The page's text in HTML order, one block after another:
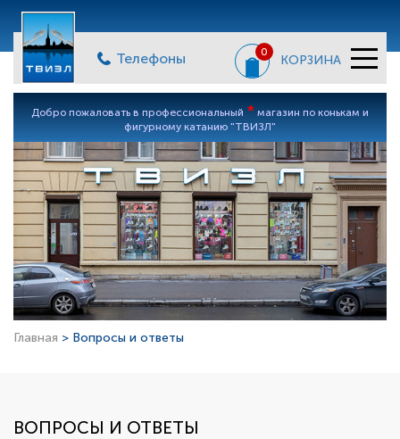
Телефоны 0
КОРЗИНА
Добро пожаловать в профессиональный * магазин по конькам и
фигурному катанию "ТВИЗЛ"
Главная > Вопросы и ответы
ВОПРОСЫ И ОТВЕТЫ